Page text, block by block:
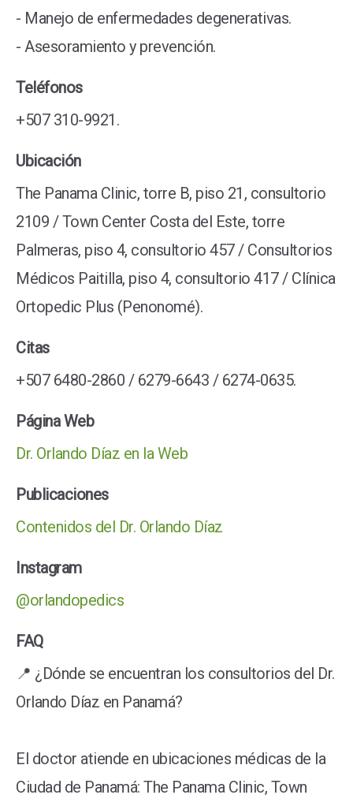
- Manejo de enfermedades degenerativas.
- Asesoramiento y prevención.
Teléfonos
+507 310-9921.
Ubicación
The Panama Clinic, torre B, piso 21, consultorio
2109 / Town Center Costa del Este, torre
Palmeras, piso 4, consultorio 457 / Consultorios
Médicos Paitilla, piso 4, consultorio 417 / Clínica
Ortopedic Plus (Penonomé).
Citas
+507 6480-2860 / 6279-6643 / 6274-0635.
Página Web
Dr. Orlando Díaz en la Web
Publicaciones
Contenidos del Dr. Orlando Díaz
Instagram
@orlandopedics
FAQ
📍 ¿Dónde se encuentran los consultorios del Dr.
Orlando Díaz en Panamá?
El doctor atiende en ubicaciones médicas de la
Ciudad de Panamá: The Panama Clinic, Town